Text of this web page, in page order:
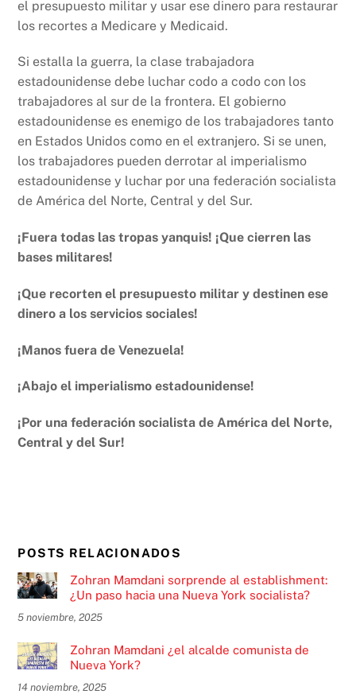
el presupuesto militar y usar ese dinero para restaurar
los recortes a Medicare y Medicaid.
Si estalla la guerra, la clase trabajadora
estadounidense debe luchar codo a codo con los
trabajadores al sur de la frontera. El gobierno
estadounidense es enemigo de los trabajadores tanto
en Estados Unidos como en el extranjero. Si se unen,
los trabajadores pueden derrotar al imperialismo
estadounidense y luchar por una federación socialista
de América del Norte, Central y del Sur.
¡Fuera todas las tropas yanquis! ¡Que cierren las
bases militares!
¡Que recorten el presupuesto militar y destinen ese
dinero a los servicios sociales!
¡Manos fuera de Venezuela!
¡Abajo el imperialismo estadounidense!
¡Por una federación socialista de América del Norte,
Central y del Sur!
POSTS RELACIONADOS
Zohran Mamdani sorprende al establishment:
¿Un paso hacia una Nueva York socialista?
5 noviembre, 2025
Zohran Mamdani ¿el alcalde comunista de
Nueva York?
14 noviembre, 2025